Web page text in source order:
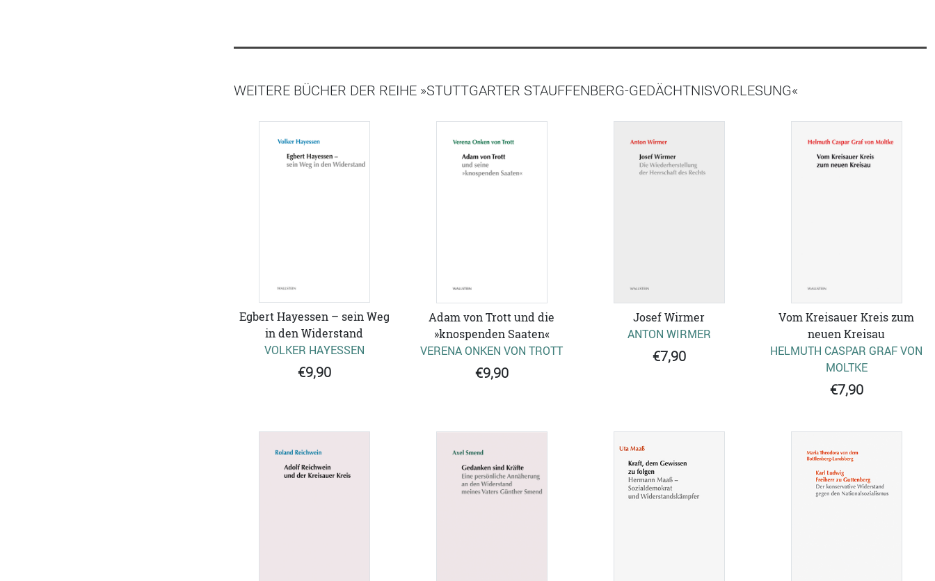
WEITERE BÜCHER DER REIHE »STUTTGARTER STAUFFENBERG-GEDÄCHTNISVORLESUNG«
Egbert Hayessen – sein Weg
in den Widerstand
VOLKER HAYESSEN
€9,90
Adam von Trott und die
»knospenden Saaten«
VERENA ONKEN VON TROTT
€9,90
Josef Wirmer
ANTON WIRMER
€7,90
Vom Kreisauer Kreis zum
neuen Kreisau
HELMUTH CASPAR GRAF VON
MOLTKE
€7,90